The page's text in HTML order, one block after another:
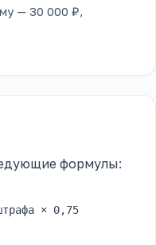
— 30 000 ₽,
формулы:
× 0,75